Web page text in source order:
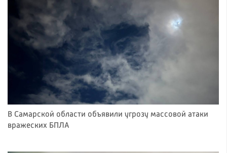
В Самарской области объявили угрозу массовой атаки
вражеских БПЛА